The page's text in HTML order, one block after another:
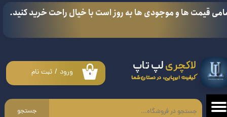
لاکچریلپ تاپ
کیفیت اروپایی، در دستان شما
جستجو
۰ ورود / ثبت نام
حساب کاربری من
سفارشات
خروج از حساب کاربری
قیمت ها و موجودی ها به روز است با خیال راحت خرید کنید.